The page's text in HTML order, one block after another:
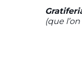
(que